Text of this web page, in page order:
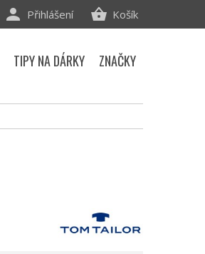
Košík
Přihlášení
TIPY NA DÁRKY ZNAČKY